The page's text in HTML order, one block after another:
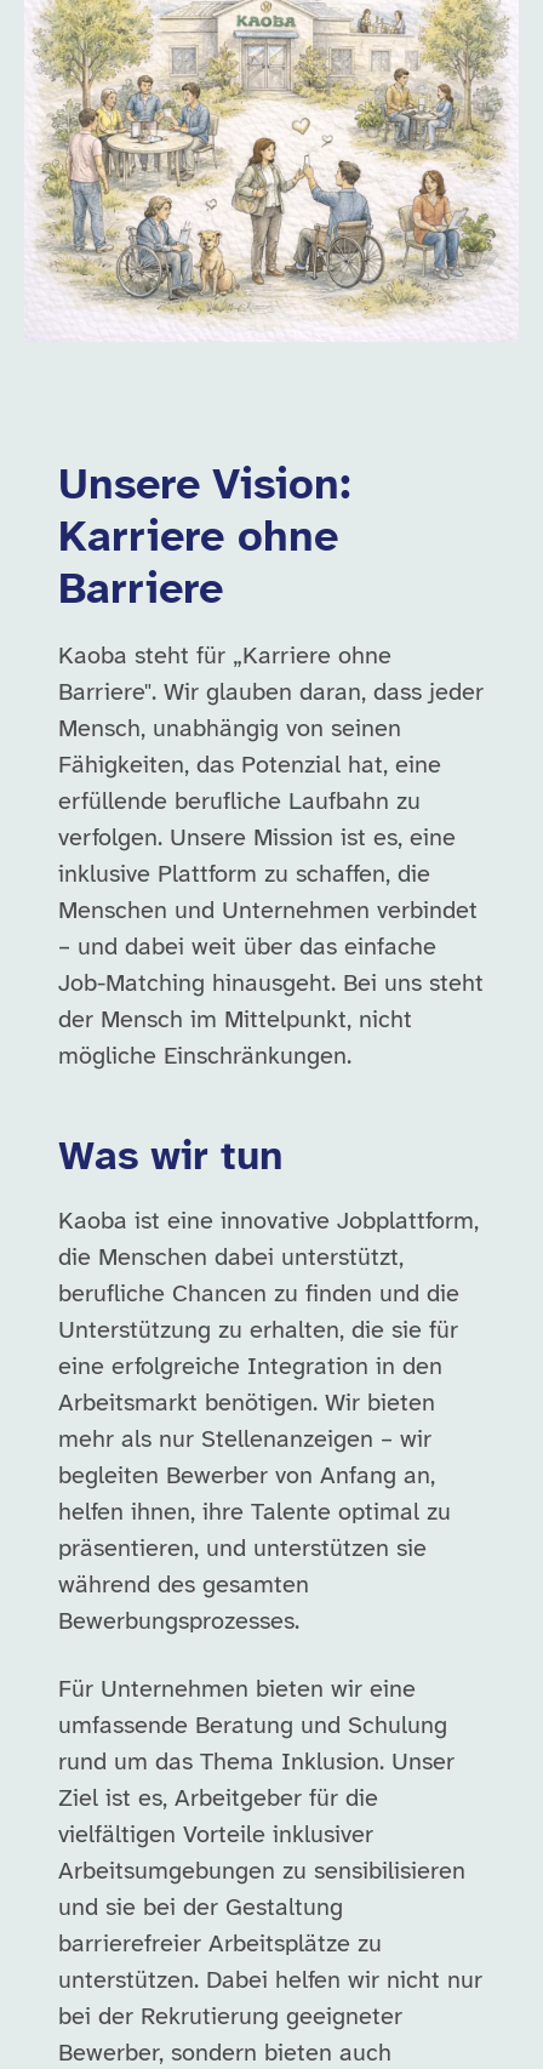
Unsere Vision:
Karriere ohne
Barriere
Kaoba steht für „Karriere ohne
Barriere". Wir glauben daran, dass jeder
Mensch, unabhängig von seinen
Fähigkeiten, das Potenzial hat, eine
erfüllende berufliche Laufbahn zu
verfolgen. Unsere Mission ist es, eine
inklusive Plattform zu schaffen, die
Menschen und Unternehmen verbindet
– und dabei weit über das einfache
Job-Matching hinausgeht. Bei uns steht
der Mensch im Mittelpunkt, nicht
mögliche Einschränkungen.
Was wir tun
Kaoba ist eine innovative Jobplattform,
die Menschen dabei unterstützt,
berufliche Chancen zu finden und die
Unterstützung zu erhalten, die sie für
eine erfolgreiche Integration in den
Arbeitsmarkt benötigen. Wir bieten
mehr als nur Stellenanzeigen – wir
begleiten Bewerber von Anfang an,
helfen ihnen, ihre Talente optimal zu
präsentieren, und unterstützen sie
während des gesamten
Bewerbungsprozesses.
Für Unternehmen bieten wir eine
umfassende Beratung und Schulung
rund um das Thema Inklusion. Unser
Ziel ist es, Arbeitgeber für die
vielfältigen Vorteile inklusiver
Arbeitsumgebungen zu sensibilisieren
und sie bei der Gestaltung
barrierefreier Arbeitsplätze zu
unterstützen. Dabei helfen wir nicht nur
bei der Rekrutierung geeigneter
Bewerber, sondern bieten auch